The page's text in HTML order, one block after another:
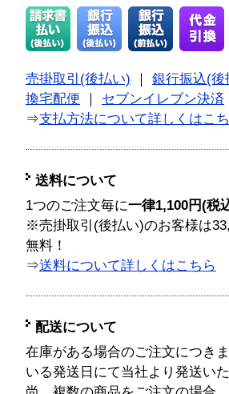
売掛取引(後払い)
銀行振込(後
換宅配便
セブンイレブン決済
⇒支払方法について詳しくはこ
送料について
1つのご注文毎に一律1,100円(税
※売掛取引(後払い)のお客様は
無料！
⇒送料について詳しくはこちら
配送について
在庫がある場合のご注文につき
いる発送日にて当社より発送い